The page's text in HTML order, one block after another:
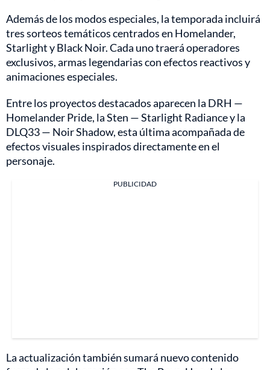
Además de los modos especiales, la temporada incluirá
tres sorteos temáticos centrados en Homelander,
Starlight y Black Noir. Cada uno traerá operadores
exclusivos, armas legendarias con efectos reactivos y
animaciones especiales.
Entre los proyectos destacados aparecen la DRH —
Homelander Pride, la Sten — Starlight Radiance y la
DLQ33 — Noir Shadow, esta última acompañada de
efectos visuales inspirados directamente en el
personaje.
PUBLICIDAD
La actualización también sumará nuevo contenido